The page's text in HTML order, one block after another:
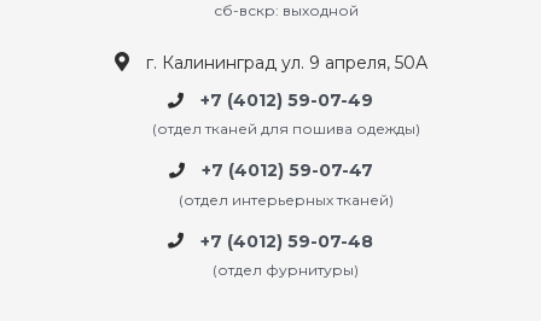
сб-вскр: выходной
г. Калининград ул. 9 апреля, 50А
+7 (4012) 59-07-49
(отдел тканей для пошива одежды)
+7 (4012) 59-07-47
(отдел интерьерных тканей)
+7 (4012) 59-07-48
(отдел фурнитуры)